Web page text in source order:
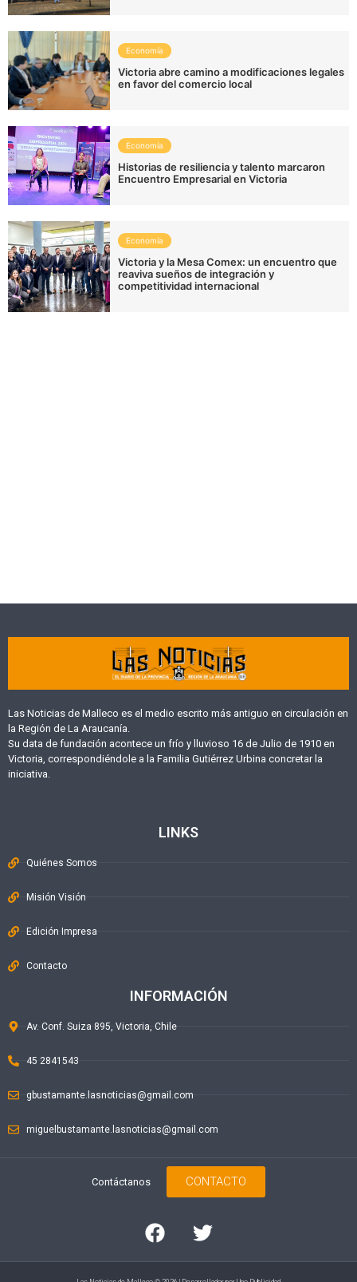
Economía
Victoria abre camino a modificaciones legales
en favor del comercio local
Economía
Historias de resiliencia y talento marcaron
Encuentro Empresarial en Victoria
Economía
Victoria y la Mesa Comex: un encuentro que
reaviva sueños de integración y
competitividad internacional
Las Noticias de Malleco es el medio escrito más antiguo en circulación en
la Región de La Araucanía.
Su data de fundación acontece un frío y lluvioso 16 de Julio de 1910 en
Victoria, correspondiéndole a la Familia Gutiérrez Urbina concretar la
iniciativa.
LINKS
Quiénes Somos
Misión Visión
Edición Impresa
Contacto
INFORMACIÓN
Av. Conf. Suiza 895, Victoria, Chile
45 2841543
gbustamante.lasnoticias@gmail.com
miguelbustamante.lasnoticias@gmail.com
Contáctanos CONTACTO